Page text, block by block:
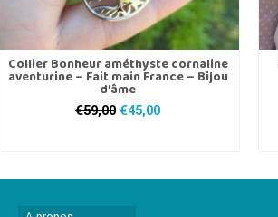
Collier Bonheur améthyste cornaline
aventurine – Fait main France – Bijou
d’âme
€59,00 Le
€59,00.
€45,00Le
€45,00.